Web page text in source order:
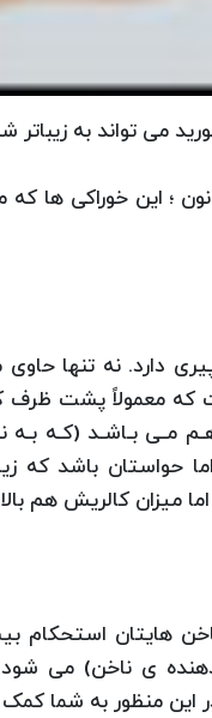
می تواند به
؛ این خوراکی ها که
معمولاً پشت ظرف
مـی بـاشـد (کـه
حواستان باشد که
اما میزان کالریش
هایتان استحکام
ی ناخن) می
این منظور به شما